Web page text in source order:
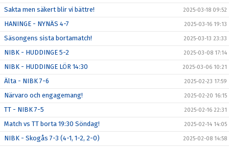
Sakta men säkert blir vi bättre! 2025-03-18 09:52
HANINGE - NYNÄS 4-7 2025-03-16 19:13
Säsongens sista bortamatch! 2025-03-13 23:33
NIBK - HUDDINGE 5-2 2025-03-08 17:14
NIBK - HUDDINGE LÖR 14:30 2025-03-06 10:21
Älta - NIBK 7-6 2025-02-23 17:59
Närvaro och engagemang! 2025-02-20 16:15
TT - NIBK 7-5 2025-02-16 22:31
Match vs TT borta 19:30 Söndag! 2025-02-14 14:05
NIBK - Skogås 7-3 (4-1, 1-2, 2-0) 2025-02-08 14:58